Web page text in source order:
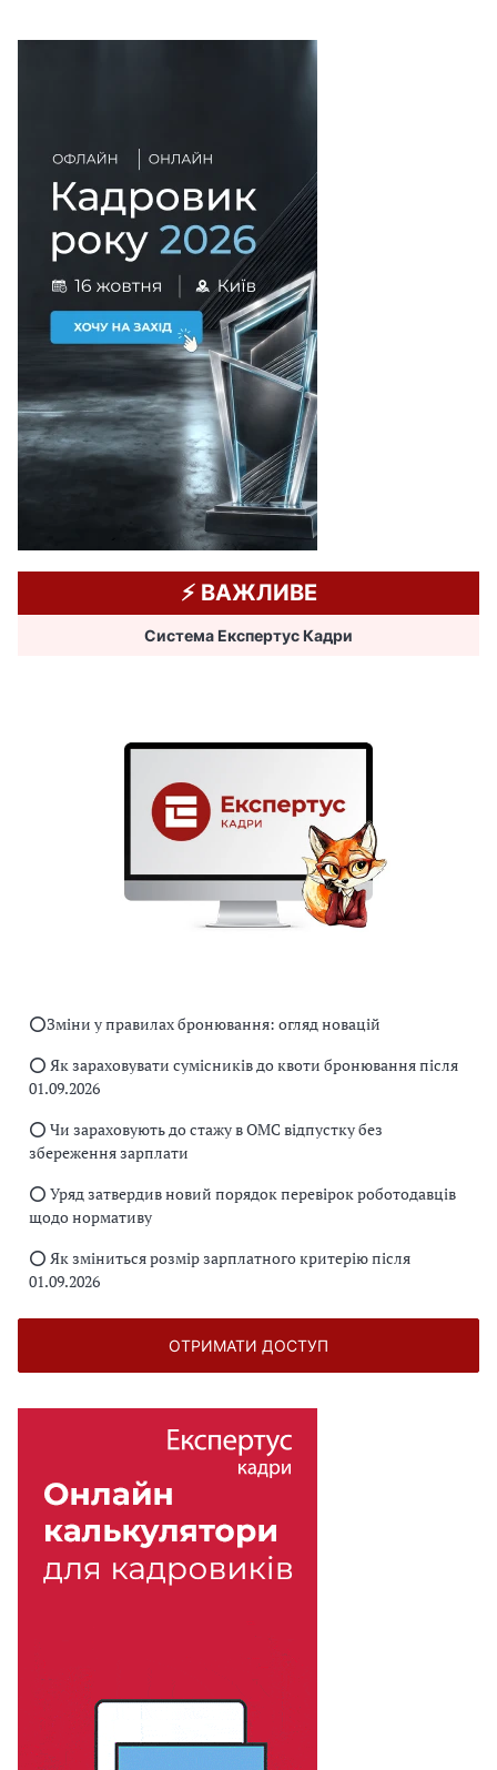
⚡️ ВАЖЛИВЕ
Система Експертус Кадри
⭕️Зміни у правилах бронювання: огляд новацій
⭕️ Як зараховувати сумісників до квоти бронювання після
01.09.2026
⭕️ Чи зараховують до стажу в ОМС відпустку без
збереження зарплати
⭕️ Уряд затвердив новий порядок перевірок роботодавців
щодо нормативу
⭕️ Як зміниться розмір зарплатного критерію після
01.09.2026
ОТРИМАТИ ДОСТУП